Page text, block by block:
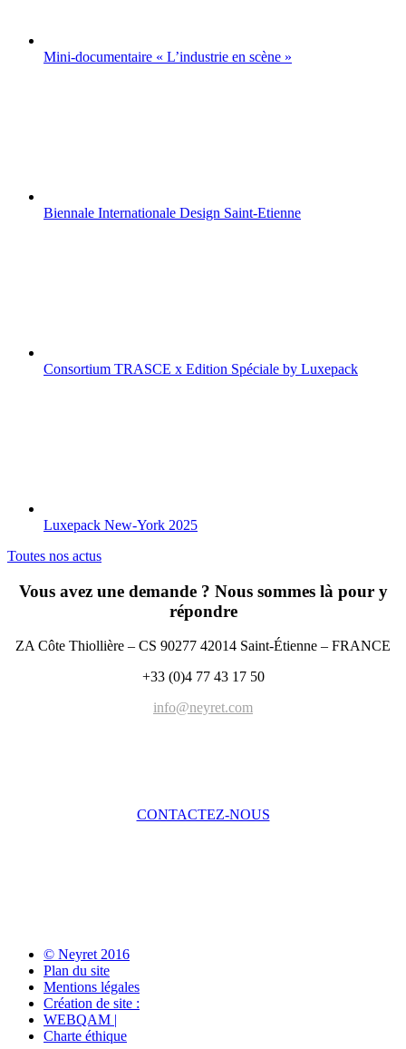
Mini-documentaire « L’industrie en scène »
Biennale Internationale Design Saint-Etienne
Consortium TRASCE x Edition Spéciale by Luxepack
Luxepack New-York 2025
Toutes nos actus
Vous avez une demande ? Nous sommes là pour y
répondre
ZA Côte Thiollière – CS 90277 42014 Saint-Étienne – FRANCE
+33 (0)4 77 43 17 50
info@neyret.com
CONTACTEZ-NOUS
© Neyret 2016
Plan du site
Mentions légales
Création de site :
WEBQAM |
Charte éthique